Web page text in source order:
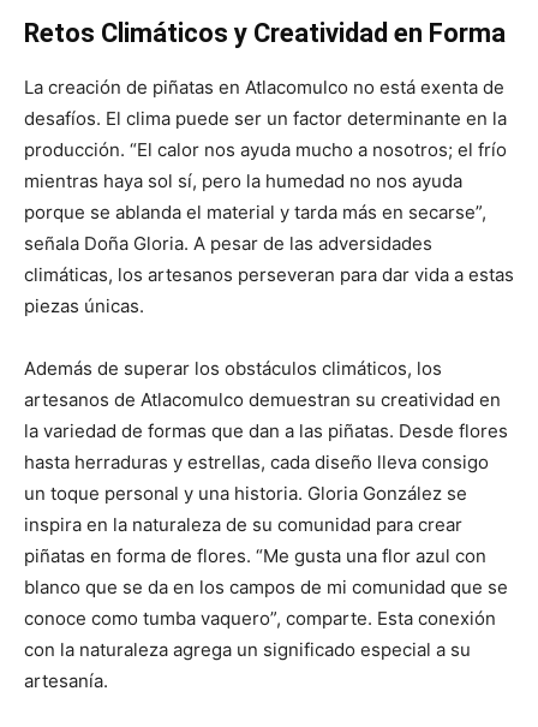
Retos Climáticos y Creatividad en Forma
La creación de piñatas en Atlacomulco no está exenta de
desafíos. El clima puede ser un factor determinante en la
producción. “El calor nos ayuda mucho a nosotros; el frío
mientras haya sol sí, pero la humedad no nos ayuda
porque se ablanda el material y tarda más en secarse”,
señala Doña Gloria. A pesar de las adversidades
climáticas, los artesanos perseveran para dar vida a estas
piezas únicas.
Además de superar los obstáculos climáticos, los
artesanos de Atlacomulco demuestran su creatividad en
la variedad de formas que dan a las piñatas. Desde flores
hasta herraduras y estrellas, cada diseño lleva consigo
un toque personal y una historia. Gloria González se
inspira en la naturaleza de su comunidad para crear
piñatas en forma de flores. “Me gusta una flor azul con
blanco que se da en los campos de mi comunidad que se
conoce como tumba vaquero”, comparte. Esta conexión
con la naturaleza agrega un significado especial a su
artesanía.